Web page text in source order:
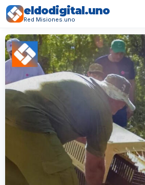
eldodigital.uno
Red Misiones.uno